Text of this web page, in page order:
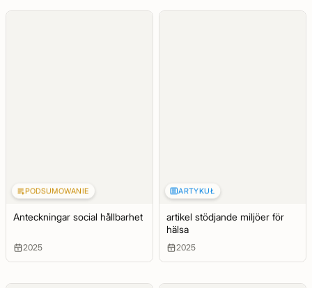
PODSUMOWANIE
Anteckningar social hållbarhet
2025
ARTYKUŁ
artikel stödjande miljöer för
hälsa
2025